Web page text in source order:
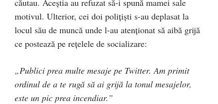
căutau. Aceștia au refuzat să-i spună mamei sale
motivul. Ulterior, cei doi polițiști s-au deplasat la
locul său de muncă unde l-au atenționat să aibă grijă
ce postează pe rețelele de socializare:
„Publici prea multe mesaje pe Twitter. Am primit
ordinul de a te rugă să ai grijă la tonul mesajelor,
este un pic prea incendiar.”